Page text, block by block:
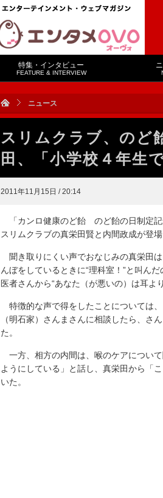
特集・インタビュー
FEATURE & INTERVIEW
ニュース
スリムクラブ、の
田、「小学校４年生
2011年11月15日 / 20:14
「カンロ健康のど飴 のど飴の日制定記
スリムクラブの真栄田賢と内間政成が登場
聞き取りにくい声でおなじみの真栄田
んぼをしているときに“理科室！”と叫ん
医者さんから“あなた（が悪いの）は耳よ
特徴的な声で得をしたことについては
（明石家）さんまさんに相談したら、さ
た。
一方、相方の内間は、喉のケアについ
ようにしている」と話し、真栄田から「
いた。